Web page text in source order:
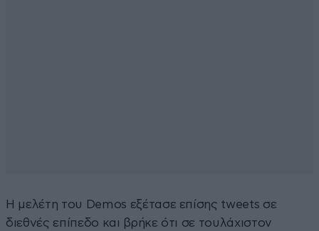
Η μελέτη του Demos εξέτασε επίσης tweets σε
διεθνές επίπεδο και βρήκε ότι σε τουλάχιστον